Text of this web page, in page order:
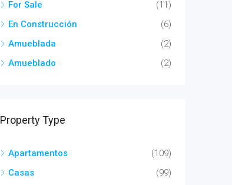
For Sale
(11)
En Construcción
(6)
Amueblada
(2)
Amueblado
(2)
Property Type
Apartamentos
(109)
Casas
(99)